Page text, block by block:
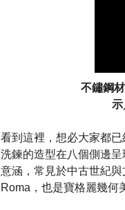
不鏽鋼
看到這裡，想必大家都
洗鍊的造型在八個側邊
意涵，常見於中古世紀
Roma，也是寶格麗幾何